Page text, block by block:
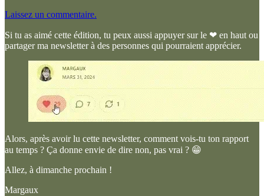
Laissez un commentaire.
Si tu as aimé cette édition, tu peux aussi appuyer sur le ❤ en haut ou
partager ma newsletter à des personnes qui pourraient apprécier.
Alors, après avoir lu cette newsletter, comment vois-tu ton rapport
au temps ? Ça donne envie de dire non, pas vrai ? 😁
Allez, à dimanche prochain !
Margaux